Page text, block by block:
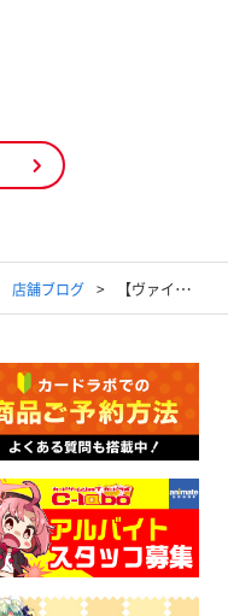
店舗ブログ 【ヴァイスシュヴァルツ】ホロライブサインぞくぞく入荷！1121